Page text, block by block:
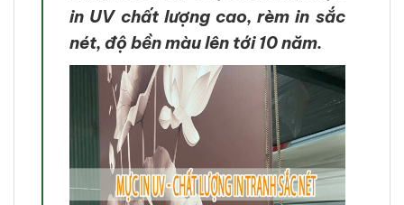
in UV chất lượng cao, rèm in sắc
nét, độ bền màu lên tới 10 năm.